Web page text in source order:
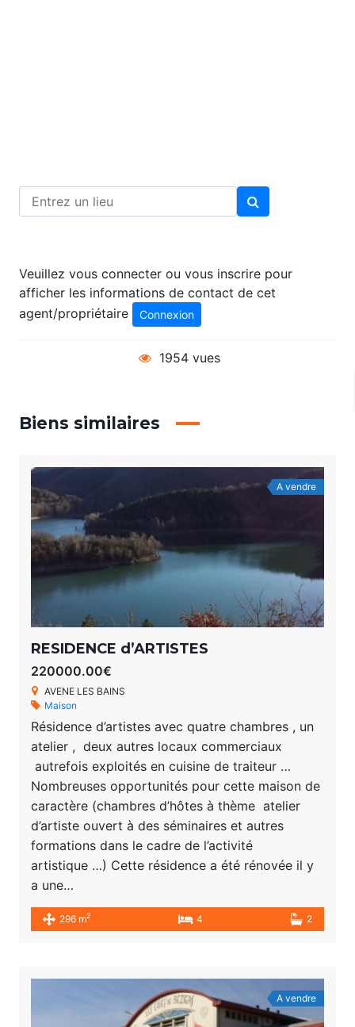
Veuillez vous connecter ou vous inscrire pour
afficher les informations de contact de cet
agent/propriétaire
Connexion
1954 vues
Biens similaires
A vendre
RESIDENCE d’ARTISTES
220000.00€
AVENE LES BAINS
Maison
Résidence d’artistes avec quatre chambres , un
atelier , deux autres locaux commerciaux
autrefois exploités en cuisine de traiteur …
Nombreuses opportunités pour cette maison de
caractère (chambres d’hôtes à thème atelier
d’artiste ouvert à des séminaires et autres
formations dans le cadre de l’activité
artistique …) Cette résidence a été rénovée il y
a une…
296 m2 4 2
A vendre